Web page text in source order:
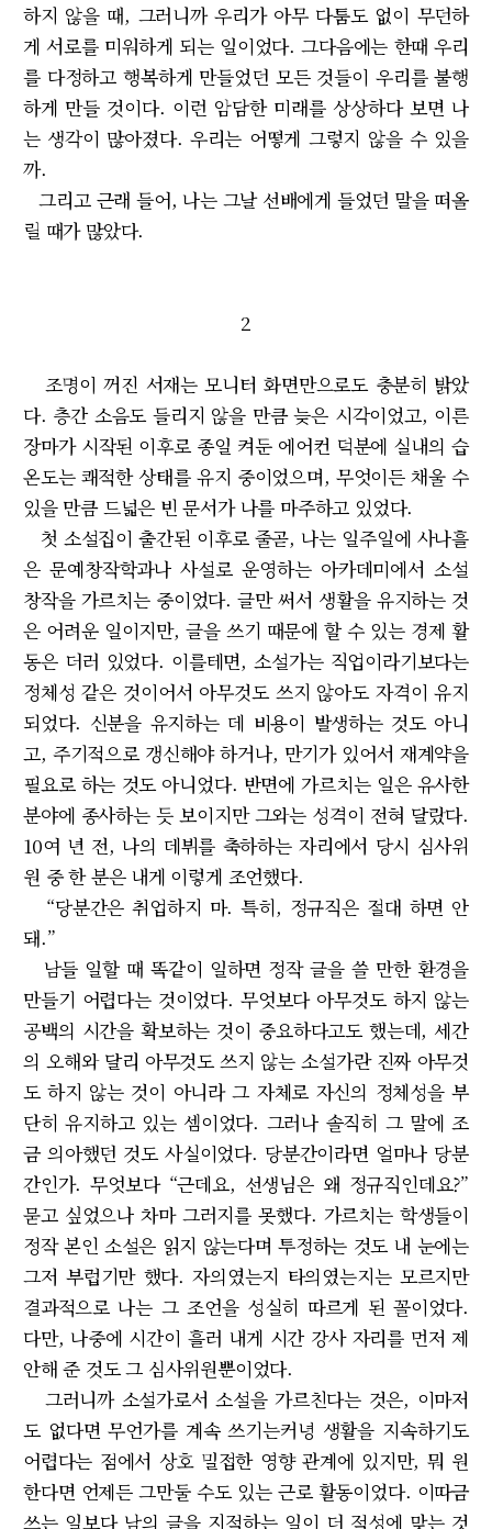
하지 않을 때, 그러니까 우리가 아무 다툼도 없이 무던하
게 서로를 미워하게 되는 일이었다. 그다음에는 한때 우리
를 다정하고 행복하게 만들었던 모든 것들이 우리를 불행
하게 만들 것이다. 이런 암담한 미래를 상상하다 보면 나
는 생각이 많아졌다. 우리는 어떻게 그렇지 않을 수 있을
까.
그리고 근래 들어, 나는 그날 선배에게 들었던 말을 떠올
릴 때가 많았다.
2
조명이 꺼진 서재는 모니터 화면만으로도 충분히 밝았
다. 층간 소음도 들리지 않을 만큼 늦은 시각이었고, 이른
장마가 시작된 이후로 종일 켜둔 에어컨 덕분에 실내의 습
온도는 쾌적한 상태를 유지 중이었으며, 무엇이든 채울 수
있을 만큼 드넓은 빈 문서가 나를 마주하고 있었다.
첫 소설집이 출간된 이후로 줄곧, 나는 일주일에 사나흘
은 문예창작학과나 사설로 운영하는 아카데미에서 소설
창작을 가르치는 중이었다. 글만 써서 생활을 유지하는 것
은 어려운 일이지만, 글을 쓰기 때문에 할 수 있는 경제 활
동은 더러 있었다. 이를테면, 소설가는 직업이라기보다는
정체성 같은 것이어서 아무것도 쓰지 않아도 자격이 유지
되었다. 신분을 유지하는 데 비용이 발생하는 것도 아니
고, 주기적으로 갱신해야 하거나, 만기가 있어서 재계약을
필요로 하는 것도 아니었다. 반면에 가르치는 일은 유사한
분야에 종사하는 듯 보이지만 그와는 성격이 전혀 달랐다.
10여 년 전, 나의 데뷔를 축하하는 자리에서 당시 심사위
원 중 한 분은 내게 이렇게 조언했다.
“당분간은 취업하지 마. 특히, 정규직은 절대 하면 안
돼.”
남들 일할 때 똑같이 일하면 정작 글을 쓸 만한 환경을
만들기 어렵다는 것이었다. 무엇보다 아무것도 하지 않는
공백의 시간을 확보하는 것이 중요하다고도 했는데, 세간
의 오해와 달리 아무것도 쓰지 않는 소설가란 진짜 아무것
도 하지 않는 것이 아니라 그 자체로 자신의 정체성을 부
단히 유지하고 있는 셈이었다. 그러나 솔직히 그 말에 조
금 의아했던 것도 사실이었다. 당분간이라면 얼마나 당분
간인가. 무엇보다 “근데요, 선생님은 왜 정규직인데요?”
묻고 싶었으나 차마 그러지를 못했다. 가르치는 학생들이
정작 본인 소설은 읽지 않는다며 투정하는 것도 내 눈에는
그저 부럽기만 했다. 자의였는지 타의였는지는 모르지만
결과적으로 나는 그 조언을 성실히 따르게 된 꼴이었다.
다만, 나중에 시간이 흘러 내게 시간 강사 자리를 먼저 제
안해 준 것도 그 심사위원뿐이었다.
그러니까 소설가로서 소설을 가르친다는 것은, 이마저
도 없다면 무언가를 계속 쓰기는커녕 생활을 지속하기도
어렵다는 점에서 상호 밀접한 영향 관계에 있지만, 뭐 원
한다면 언제든 그만둘 수도 있는 근로 활동이었다. 이따금
쓰는 일보다 남의 글을 지적하는 일이 더 적성에 맞는 것